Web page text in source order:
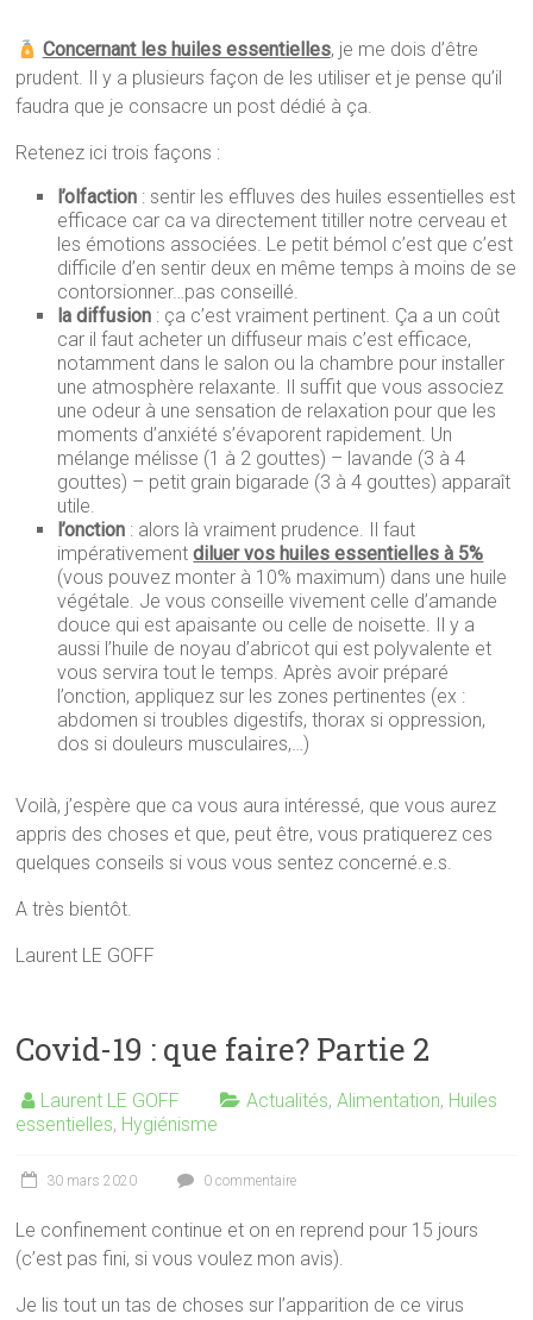
Concernant les huiles essentielles, je me dois d’être
prudent. Il y a plusieurs façon de les utiliser et je pense qu’il
faudra que je consacre un post dédié à ça.
Retenez ici trois façons :
l’olfaction : sentir les effluves des huiles essentielles est
efficace car ca va directement titiller notre cerveau et
les émotions associées. Le petit bémol c’est que c’est
difficile d’en sentir deux en même temps à moins de se
contorsionner…pas conseillé.
la diffusion : ça c’est vraiment pertinent. Ça a un coût
car il faut acheter un diffuseur mais c’est efficace,
notamment dans le salon ou la chambre pour installer
une atmosphère relaxante. Il suffit que vous associez
une odeur à une sensation de relaxation pour que les
moments d’anxiété s’évaporent rapidement. Un
mélange mélisse (1 à 2 gouttes) – lavande (3 à 4
gouttes) – petit grain bigarade (3 à 4 gouttes) apparaît
utile.
l’onction : alors là vraiment prudence. Il faut
impérativementdiluer vos huiles essentielles à 5%
(vous pouvez monter à 10% maximum) dans une huile
végétale. Je vous conseille vivement celle d’amande
douce qui est apaisante ou celle de noisette. Il y a
aussi l’huile de noyau d’abricot qui est polyvalente et
vous servira tout le temps. Après avoir préparé
l’onction, appliquez sur les zones pertinentes (ex :
abdomen si troubles digestifs, thorax si oppression,
dos si douleurs musculaires,…)
Voilà, j’espère que ca vous aura intéressé, que vous aurez
appris des choses et que, peut être, vous pratiquerez ces
quelques conseils si vous vous sentez concerné.e.s.
A très bientôt.
Laurent LE GOFF
Covid-19 : que faire? Partie 2
Laurent LE GOFF Actualités,Alimentation, Huiles
essentielles, Hygiénisme
30 mars 2020 0 commentaire
Le confinement continue et on en reprend pour 15 jours
(c’est pas fini, si vous voulez mon avis).
Je lis tout un tas de choses sur l’apparition de ce virus